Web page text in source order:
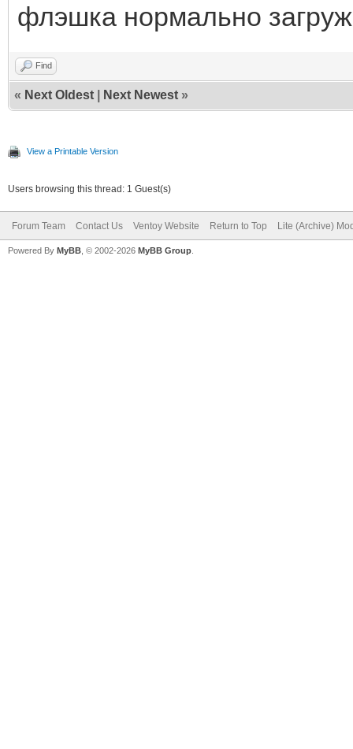
флэшка нормально
Find
« Next Oldest Next Newest »
View a Printable Version
Users browsing this thread: 1 Guest(s)
Forum Team Contact Us Ventoy Website Return to Top Lite (Archive)
Powered By MyBB , © 2002-2026 MyBB Group